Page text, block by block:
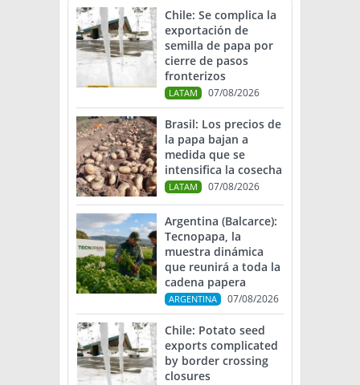
Chile: Se complica la
exportación de
semilla de papa por
cierre de pasos
fronterizos
LATAM 07/08/2026
Brasil: Los precios de
la papa bajan a
medida que se
intensifica la cosecha
LATAM 07/08/2026
Argentina (Balcarce):
Tecnopapa, la
muestra dinámica
que reunirá a toda la
cadena papera
ARGENTINA 07/08/2026
Chile: Potato seed
exports complicated
by border crossing
closures